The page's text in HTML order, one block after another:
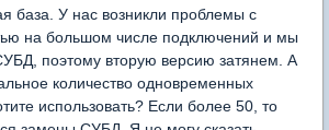
база. У нас возникли проблемы с
на большом числе подключений и мы
поэтому вторую версию затянем. А
количество одновременных
использовать? Если более 50, то